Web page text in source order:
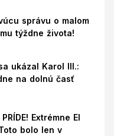
správu o malom
týždne života!
ukázal Karol III.:
na dolnú časť
Extrémne El
bolo len v